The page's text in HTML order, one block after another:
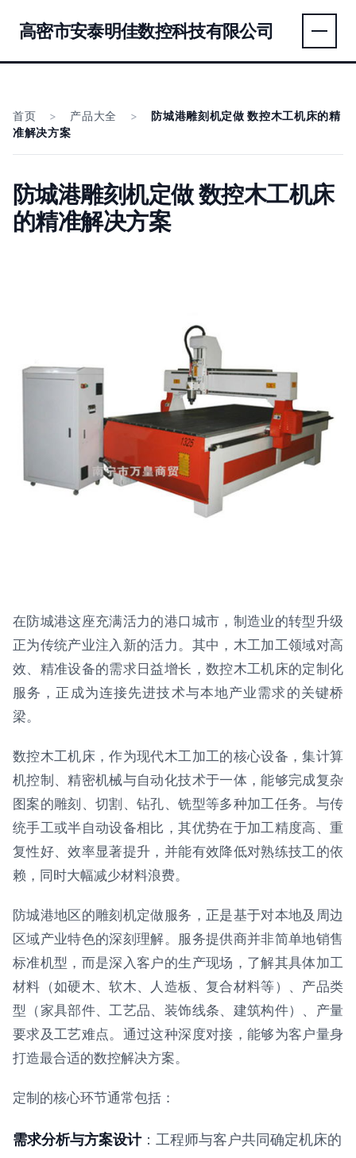
高密市安泰明佳数控科技有限公司
首页 > 产品大全 >
防城港雕刻机定做 数控木工机床的精
准解决方案
防城港雕刻机定做 数控木工机床
的精准解决方案
在防城港这座充满活力的港口城市，制造业的转型升级
正为传统产业注入新的活力。其中，木工加工领域对高
效、精准设备的需求日益增长，数控木工机床的定制化
服务，正成为连接先进技术与本地产业需求的关键桥
梁。
数控木工机床，作为现代木工加工的核心设备，集计算
机控制、精密机械与自动化技术于一体，能够完成复杂
图案的雕刻、切割、钻孔、铣型等多种加工任务。与传
统手工或半自动设备相比，其优势在于加工精度高、重
复性好、效率显著提升，并能有效降低对熟练技工的依
赖，同时大幅减少材料浪费。
防城港地区的雕刻机定做服务，正是基于对本地及周边
区域产业特色的深刻理解。服务提供商并非简单地销售
标准机型，而是深入客户的生产现场，了解其具体加工
材料（如硬木、软木、人造板、复合材料等）、产品类
型（家具部件、工艺品、装饰线条、建筑构件）、产量
要求及工艺难点。通过这种深度对接，能够为客户量身
打造最合适的数控解决方案。
定制的核心环节通常包括：
需求分析与方案设计：工程师与客户共同确定机床的